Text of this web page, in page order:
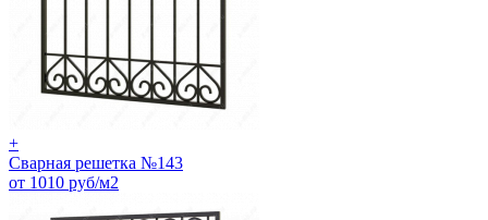
+
Сварная решетка №143
от 1010 руб/м2